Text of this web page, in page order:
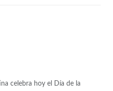
celebra hoy el Día de la